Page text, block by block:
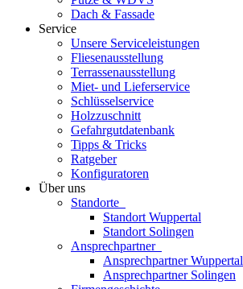
Dach & Fassade
Service
Unsere Serviceleistungen
Fliesenausstellung
Terrassenausstellung
Miet- und Lieferservice
Schlüsselservice
Holzzuschnitt
Gefahrgutdatenbank
Tipps & Tricks
Ratgeber
Konfiguratoren
Über uns
Standorte
Standort Wuppertal
Standort Solingen
Ansprechpartner
Ansprechpartner Wuppertal
Ansprechpartner Solingen